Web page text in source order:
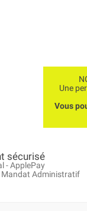
Une
Vous
sécurisé
- ApplePay
Mandat Administratif